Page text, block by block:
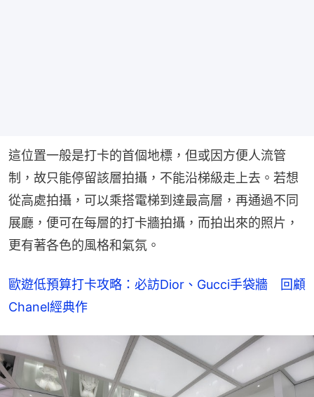
這位置一般是打卡的首個地標，但或因方便人流管
制，故只能停留該層拍攝，不能沿梯級走上去。若想
從高處拍攝，可以乘搭電梯到達最高層，再通過不同
展廳，便可在每層的打卡牆拍攝，而拍出來的照片，
更有著各色的風格和氣氛。
歐遊低預算打卡攻略：必訪Dior、Gucci手袋牆　回顧
Chanel經典作